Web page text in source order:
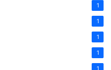
1
1
1
1
1